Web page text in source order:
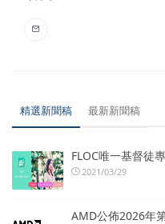
精選新聞稿 最新新聞稿
FLOC唯一基督徒
2021/03/29
AMD公佈2026年